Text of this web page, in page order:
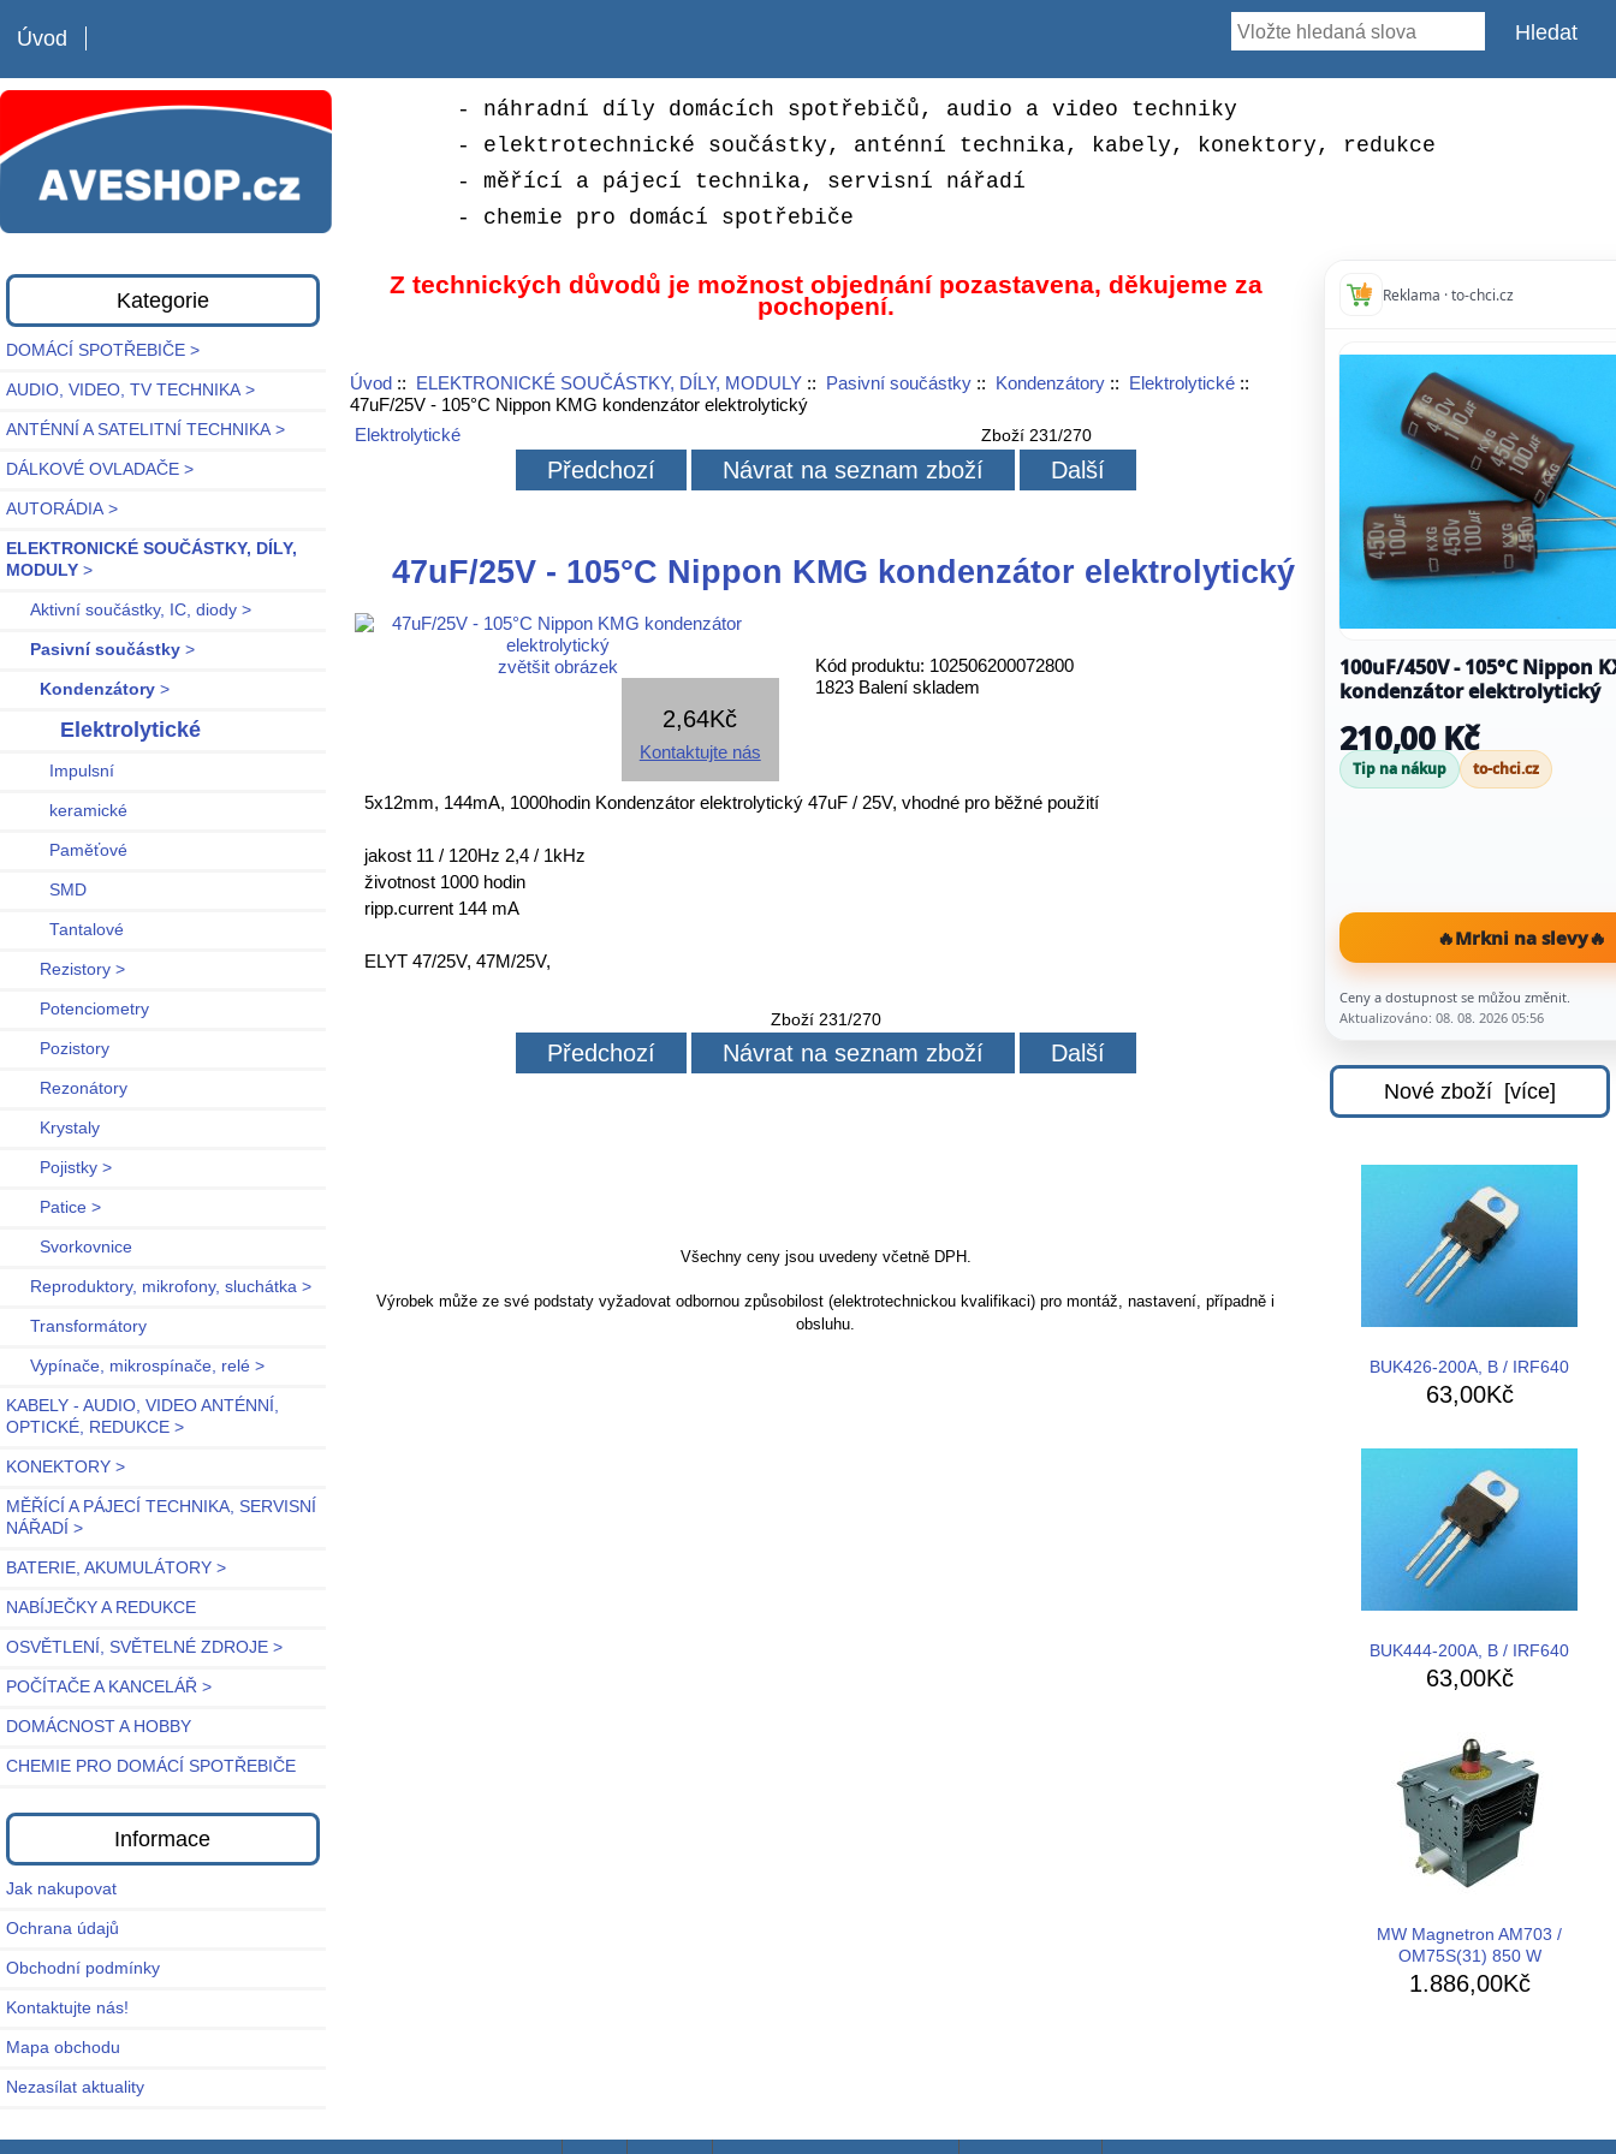
Úvod
- náhradní díly domácích spotřebičů, audio a video techniky
- elektrotechnické součástky, anténní technika, kabely, konektory, redukce
- měřící a pájecí technika, servisní nářadí
- chemie pro domácí spotřebiče
Kategorie
DOMÁCÍ SPOTŘEBIČE >
AUDIO, VIDEO, TV TECHNIKA >
ANTÉNNÍ A SATELITNÍ TECHNIKA >
DÁLKOVÉ OVLADAČE >
AUTORÁDIA >
ELEKTRONICKÉ SOUČÁSTKY, DÍLY,
MODULY >
Aktivní součástky, IC, diody >
Pasivní součástky >
Kondenzátory >
Elektrolytické
Impulsní
keramické
Paměťové
SMD
Tantalové
Rezistory >
Potenciometry
Pozistory
Rezonátory
Krystaly
Pojistky >
Patice >
Svorkovnice
Reproduktory, mikrofony, sluchátka >
Transformátory
Vypínače, mikrospínače, relé >
KABELY - AUDIO, VIDEO ANTÉNNÍ,
OPTICKÉ, REDUKCE >
KONEKTORY >
MĚŘÍCÍ A PÁJECÍ TECHNIKA, SERVISNÍ
NÁŘADÍ >
BATERIE, AKUMULÁTORY >
NABÍJEČKY A REDUKCE
OSVĚTLENÍ, SVĚTELNÉ ZDROJE >
POČÍTAČE A KANCELÁŘ >
DOMÁCNOST A HOBBY
CHEMIE PRO DOMÁCÍ SPOTŘEBIČE
Informace
Jak nakupovat
Ochrana údajů
Obchodní podmínky
Kontaktujte nás!
Mapa obchodu
Nezasílat aktuality
Z technických důvodů je možnost objednání pozastavena, děkujeme za
pochopení.
Úvod:: ELEKTRONICKÉ SOUČÁSTKY, DÍLY, MODULY:: Pasivní součástky:: Kondenzátory:: Elektrolytické::
47uF/25V - 105°C Nippon KMG kondenzátor elektrolytický
Elektrolytické
Zboží 231/270
Předchozí Návrat na seznam zboží Další
47uF/25V - 105°C Nippon KMG kondenzátor elektrolytický
zvětšit obrázek
Kód produktu: 102506200072800
1823 Balení skladem
2,64Kč
Kontaktujte nás
5x12mm, 144mA, 1000hodin Kondenzátor elektrolytický 47uF / 25V, vhodné pro běžné použití
jakost 11 / 120Hz 2,4 / 1kHz
životnost 1000 hodin
ripp.current 144 mA
ELYT 47/25V, 47M/25V,
Zboží 231/270
Předchozí Návrat na seznam zboží Další
Všechny ceny jsou uvedeny včetně DPH.
Výrobek může ze své podstaty vyžadovat odbornou způsobilost (elektrotechnickou kvalifikaci) pro montáž, nastavení, případně i
obsluhu.
Reklama · to-chci.cz
100uF/450V - 105°C Nippon
kondenzátor elektrolytický
210,00 Kč
Tip na nákup to-chci.cz
🔥Mrkni na slevy🔥
Ceny a dostupnost se můžou změnit.
Aktualizováno: 08. 08. 2026 05:56
Nové zboží [více]
BUK426-200A, B / IRF640
63,00Kč
BUK444-200A, B / IRF640
63,00Kč
MW Magnetron AM703 /
OM75S(31) 850 W
1.886,00Kč